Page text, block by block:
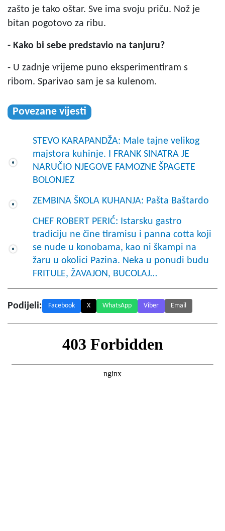
zašto je tako oštar. Sve ima svoju priču. Nož je
bitan pogotovo za ribu.
- Kako bi sebe predstavio na tanjuru?
- U zadnje vrijeme puno eksperimentiram s
ribom. Sparivao sam je sa kulenom.
Povezane vijesti
STEVO KARAPANDŽA: Male tajne velikog
majstora kuhinje. I FRANK SINATRA JE
NARUČIO NJEGOVE FAMOZNE ŠPAGETE
BOLONJEZ
ZEMBINA ŠKOLA KUHANJA: Pašta Baštardo
CHEF ROBERT PERIĆ: Istarsku gastro
tradiciju ne čine tiramisu i panna cotta koji
se nude u konobama, kao ni škampi na
žaru u okolici Pazina. Neka u ponudi budu
FRITULE, ŽAVAJON, BUCOLAJ…
Podijeli: Facebook X WhatsApp Viber Email